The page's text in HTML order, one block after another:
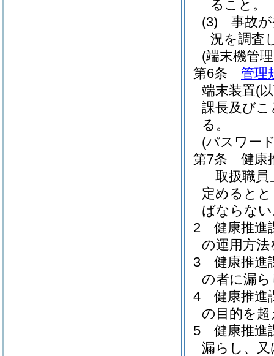
ること。
(3)
事故
況を調査
(端末機管
第6条
管理
端末装置(
課長及び
る。
(パスワー
第7条
健康
「取扱職
定めると
ばならな
2
健康推進
の運用方
3
健康推進
の者に漏
4
健康推進
の目的を
5
健康推進
漏らし、